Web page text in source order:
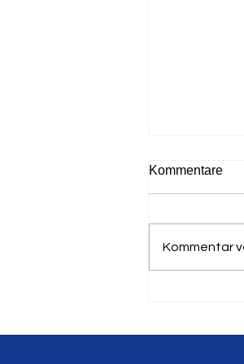
Kommentare
Kommentar